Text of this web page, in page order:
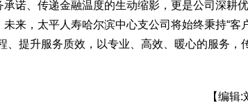
、传递金融温度的生动缩影，更是公司深耕优
来，太平人寿哈尔滨中心支公司将始终秉持“客
、提升服务质效，以专业、高效、暖心的服务，
【编辑: